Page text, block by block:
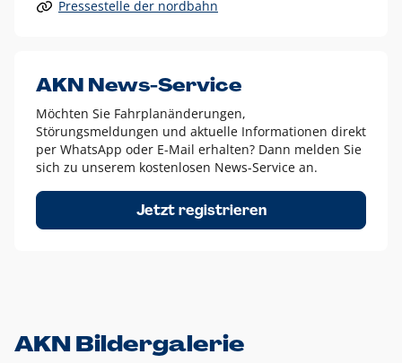
Alle anderen Logo-Varianten dürfen nur in Ausnahmefällen
Diese Ausnahmen sind zum Beispiel:
dem AKN Blau,
weißes Logo auf Fotohintergründen,
schwarzes Logo für reine Schwarz-Weiß-Umsetzungen
Um das Logo herum muss ein Schutzraum von jeweils einer
Höhe bzw. Breite des N aus AKN in alle Richtungen
Pressestelle der nordbahn
AKN News-Service
Möchten Sie Fahrplanänderungen,
Störungsmeldungen und aktuelle Informationen direkt
per WhatsApp oder E-Mail erhalten? Dann melden Sie
sich zu unserem kostenlosen News-Service an.
Jetzt registrieren
AKN Bildergalerie